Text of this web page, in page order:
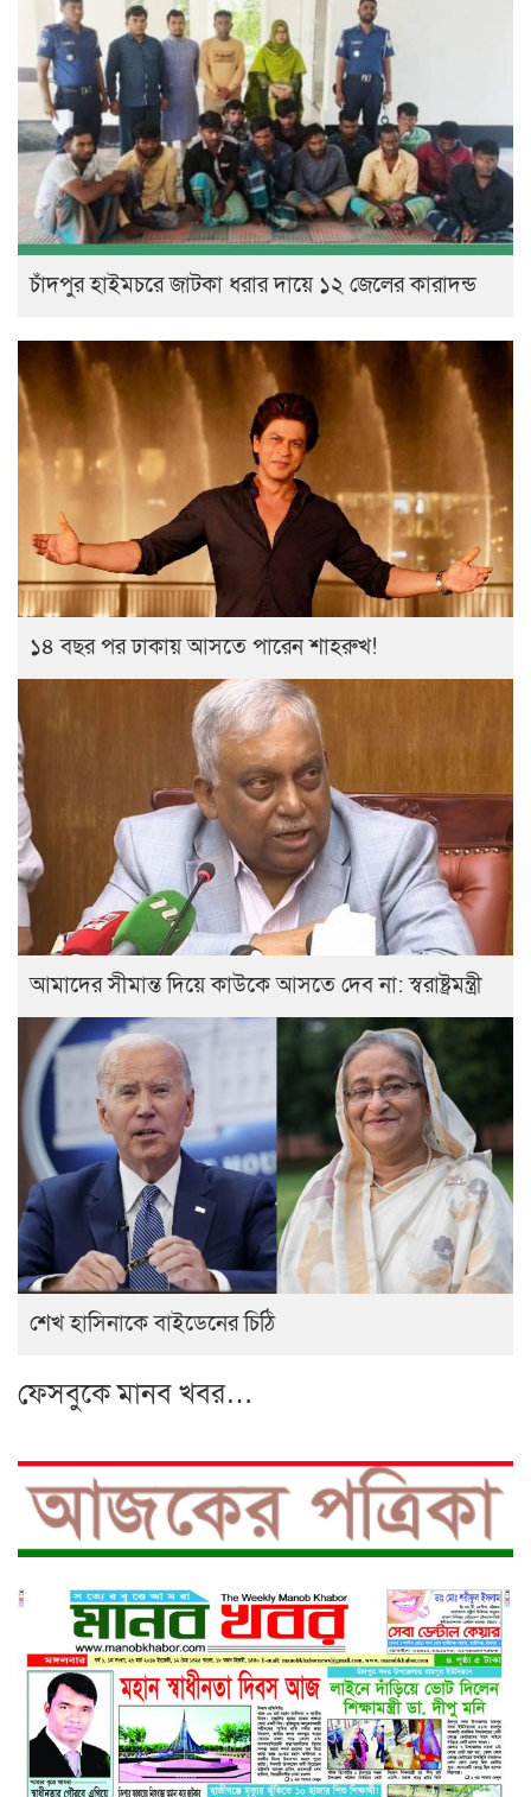
চাঁদপুর হাইমচরে জাটকা ধরার দায়ে ১২ জেলের কারাদন্ড
১৪ বছর পর ঢাকায় আসতে পারেন শাহরুখ!
আমাদের সীমান্ত দিয়ে কাউকে আসতে দেব না: স্বরাষ্ট্রমন্ত্রী
শেখ হাসিনাকে বাইডেনের চিঠি
ফেসবুকে মানব খবর…